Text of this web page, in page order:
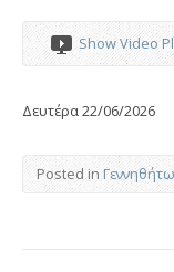
Show Video
Δευτέρα 22/06/2026
Posted in